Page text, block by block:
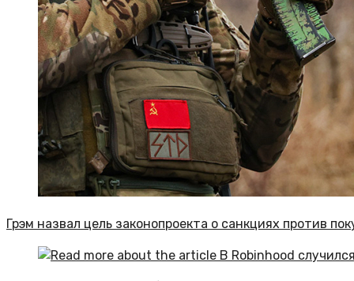
Грэм назвал цель законопроекта о санкциях против